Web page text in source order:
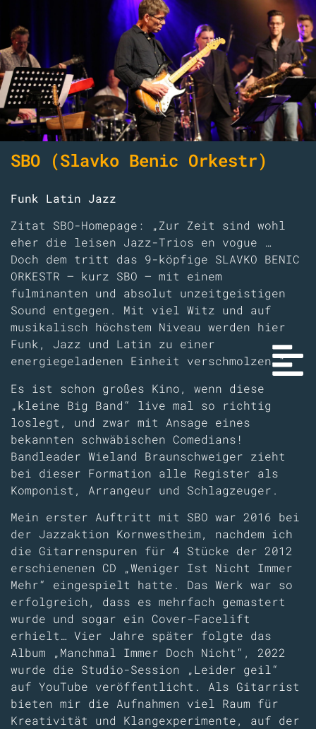
SBO (Slavko Benic Orkestr)
Funk Latin Jazz
Zitat SBO-Homepage: „Zur Zeit sind wohl
eher die leisen Jazz-Trios en vogue …
Doch dem tritt das 9-köpfige SLAVKO BENIC
ORKESTR – kurz SBO – mit einem
fulminanten und absolut unzeitgeistigen
Sound entgegen. Mit viel Witz und auf
musikalisch höchstem Niveau werden hier
Funk, Jazz und Latin zu einer
energiegeladenen Einheit verschmolzen.“
Es ist schon großes Kino, wenn diese
„kleine Big Band“ live mal so richtig
loslegt, und zwar mit Ansage eines
bekannten schwäbischen Comedians!
Bandleader Wieland Braunschweiger zieht
bei dieser Formation alle Register als
Komponist, Arrangeur und Schlagzeuger.
Mein erster Auftritt mit SBO war 2016 bei
der Jazzaktion Kornwestheim, nachdem ich
die Gitarrenspuren für 4 Stücke der 2012
erschienenen CD „Weniger Ist Nicht Immer
Mehr“ eingespielt hatte. Das Werk war so
erfolgreich, dass es mehrfach gemastert
wurde und sogar ein Cover-Facelift
erhielt… Vier Jahre später folgte das
Album „Manchmal Immer Doch Nicht“, 2022
wurde die Studio-Session „Leider geil“
auf YouTube veröffentlicht. Als Gitarrist
bieten mir die Aufnahmen viel Raum für
Kreativität und Klangexperimente, auf der